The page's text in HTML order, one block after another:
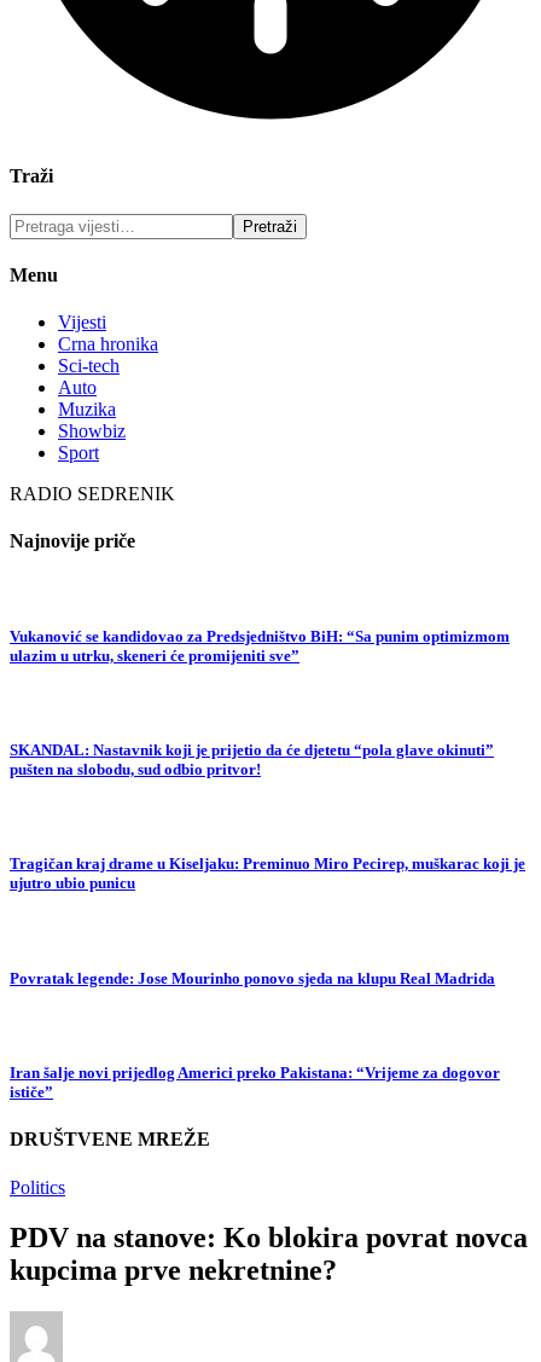
Traži
Menu
Vijesti
Crna hronika
Sci-tech
Auto
Muzika
Showbiz
Sport
RADIO SEDRENIK
Najnovije priče
Vukanović se kandidovao za Predsjedništvo BiH: “Sa punim optimizmom
ulazim u utrku, skeneri će promijeniti sve”
SKANDAL: Nastavnik koji je prijetio da će djetetu “pola glave okinuti”
pušten na slobodu, sud odbio pritvor!
Tragičan kraj drame u Kiseljaku: Preminuo Miro Pecirep, muškarac koji je
ujutro ubio punicu
Povratak legende: Jose Mourinho ponovo sjeda na klupu Real Madrida
Iran šalje novi prijedlog Americi preko Pakistana: “Vrijeme za dogovor
ističe”
DRUŠTVENE MREŽE
Politics
PDV na stanove: Ko blokira povrat novca
kupcima prve nekretnine?